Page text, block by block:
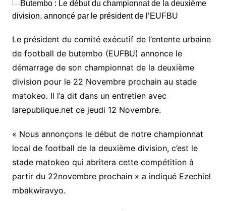
Le président du comité exécutif de l’entente urbaine
de football de butembo (EUFBU) annonce le
démarrage de son championnat de la deuxième
division pour le 22 Novembre prochain au stade
matokeo. Il l’a dit dans un entretien avec
larepublique.net ce jeudi 12 Novembre.
« Nous annonçons le début de notre championnat
local de football de la deuxième division, c’est le
stade matokeo qui abritera cette compétition à
partir du 22novembre prochain » a indiqué Ezechiel
mbakwiravyo.